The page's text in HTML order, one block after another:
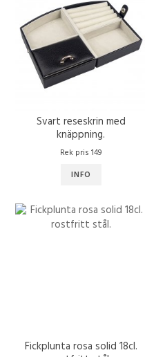
Svart reseskrin med
knäppning.
Rek pris 149
INFO
Fickplunta rosa solid 18cl.